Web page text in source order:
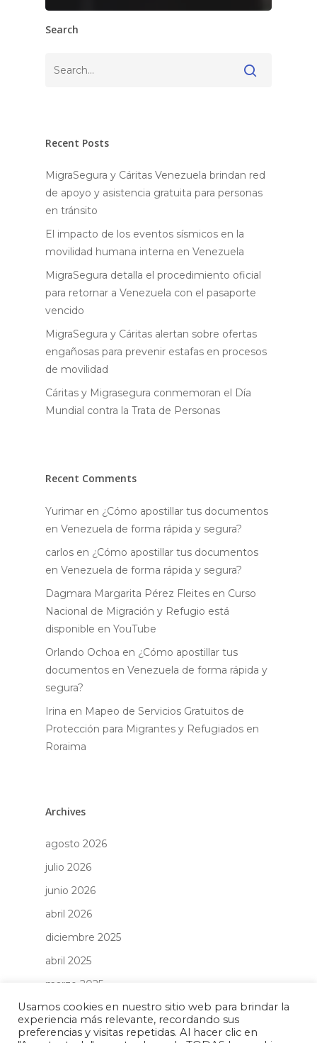
Search
Recent Posts
MigraSegura y Cáritas Venezuela brindan red
de apoyo y asistencia gratuita para personas
en tránsito
El impacto de los eventos sísmicos en la
movilidad humana interna en Venezuela
MigraSegura detalla el procedimiento oficial
para retornar a Venezuela con el pasaporte
vencido
MigraSegura y Cáritas alertan sobre ofertas
engañosas para prevenir estafas en procesos
de movilidad
Cáritas y Migrasegura conmemoran el Día
Mundial contra la Trata de Personas
Recent Comments
Yurimar en ¿Cómo apostillar tus documentos
en Venezuela de forma rápida y segura?
carlos en ¿Cómo apostillar tus documentos
en Venezuela de forma rápida y segura?
Dagmara Margarita Pérez Fleites en Curso
Nacional de Migración y Refugio está
disponible en YouTube
Orlando Ochoa en ¿Cómo apostillar tus
documentos en Venezuela de forma rápida y
segura?
Irina en Mapeo de Servicios Gratuitos de
Protección para Migrantes y Refugiados en
Roraima
Archives
agosto 2026
julio 2026
junio 2026
abril 2026
diciembre 2025
abril 2025
marzo 2025
febrero 2025
enero 2025
Usamos cookies en nuestro sitio web para brindar la
experiencia más relevante, recordando sus
preferencias y visitas repetidas. Al hacer clic en